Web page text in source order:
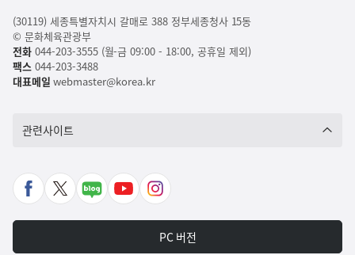
(30119) 세종특별자치시 갈매로 388 정부세종청사 15동
© 문화체육관광부
전화044-203-3555 (월-금 09:00 - 18:00, 공휴일 제외)
팩스 044-203-3488
대표메일 webmaster@korea.kr
관련사이트
페
X
네
유
인
타
그
PC 버전